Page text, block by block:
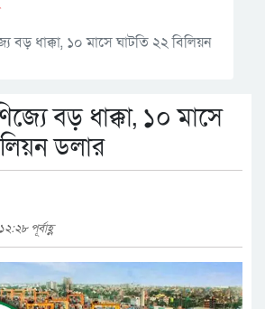
বড় ধাক্কা, ১০ মাসে ঘাটতি ২২ বিলিয়ন
বড় ধাক্কা, ১০ মাসে
ডলার
পূর্বাহ্ণ